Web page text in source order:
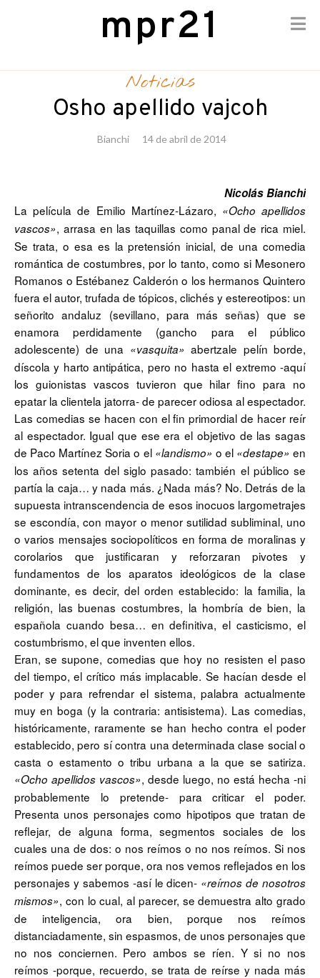
mpr21
Noticias
Osho apellido vajcoh
Bianchi 14 de abril de 2014
Nicolás Bianchi
La película de Emilio Martínez-Lázaro, «Ocho apellidos
vascos», arrasa en las taquillas como panal de rica miel.
Se trata, o esa es la pretensión inicial, de una comedia
romántica de costumbres, por lo tanto, como si Mesonero
Romanos o Estébanez Calderón o los hermanos Quintero
fuera el autor, trufada de tópicos, clichés y estereotipos: un
señorito andaluz (sevillano, para más señas) que se
enamora perdidamente (gancho para el público
adolescente) de una «vasquita» abertzale pelín borde,
díscola y harto antipática, pero no hasta el extremo -aquí
los guionistas vascos tuvieron que hilar fino para no
epatar la clientela jatorra- de parecer odiosa al espectador.
Las comedias se hacen con el fin primordial de hacer reír
al espectador. Igual que ese era el objetivo de las sagas
de Paco Martínez Soria o el «landismo» o el «destape» en
los años setenta del siglo pasado: también el público se
partía la caja… y nada más. ¿Nada más? No. Detrás de la
supuesta intranscendencia de esos inocuos largometrajes
se escondía, con mayor o menor sutilidad subliminal, uno
o varios mensajes sociopolíticos en forma de moralinas y
corolarios que justificaran y reforzaran pivotes y
fundamentos de los aparatos ideológicos de la clase
dominante, es decir, del orden establecido: la familia, la
religión, las buenas costumbres, la hombría de bien, la
española cuando besa… en definitiva, el casticismo, el
costumbrismo, el que inventen ellos.
Eran, se supone, comedias que hoy no resisten el paso
del tiempo, el crítico más implacable. Se hacían desde el
poder y para refrendar el sistema, palabra actualmente
muy en boga (y la contraria: antisistema). Las comedias,
históricamente, raramente se han hecho contra el poder
establecido, pero sí contra una determinada clase social o
casta o estamento o tribu urbana a la que se satiriza.
«Ocho apellidos vascos», desde luego, no está hecha -ni
probablemente lo pretende- para criticar el poder.
Presenta unos personajes como hipotipos que tratan de
reflejar, de alguna forma, segmentos sociales de los
cuales una de dos: o nos reímos o no nos reímos. Si nos
reímos puede ser porque, ora nos vemos reflejados en los
personajes y sabemos -así le dicen- «reírnos de nosotros
mismos», con lo cual, al parecer, se demuestra alto grado
de inteligencia, ora bien, porque nos reímos
distanciadamente, sin espasmos, de unos personajes que
no nos conciernen. Pero ambos se ríen. Y si no nos
reímos -porque, recuerdo, se trata de reírse y nada más